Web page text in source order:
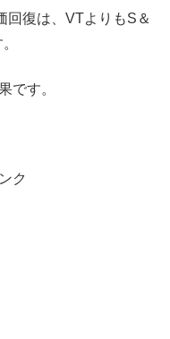
回復は、VTよりもS＆
です。
ク